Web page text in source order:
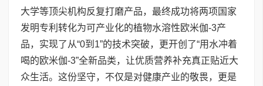
大学等顶尖机构反复打磨产品，最终成功将两项国家
发明专利转化为可产业化的植物水溶性欧米伽-3产
品，实现了从“0到1”的技术突破，更开创了“用水冲着
喝的欧米伽-3”全新品类，让优质营养补充真正贴近大
众生活。这份坚守，不仅是对健康产业的敬畏，更是